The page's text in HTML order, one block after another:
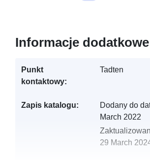
Informacje dodatkowe
Punkt
kontaktowy:
Tadten
Zapis katalogu: Dodany do
March 2022
29 March